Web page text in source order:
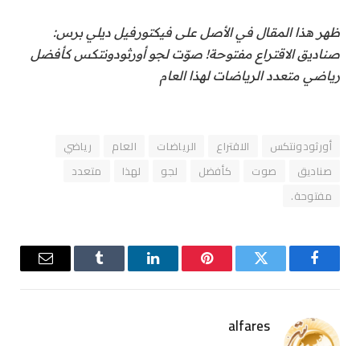
ظهر هذا المقال في الأصل على فيكتورفيل ديلي برس:
صناديق الاقتراع مفتوحة! صوّت لجو أورثودونتكس كأفضل
رياضي متعدد الرياضات لهذا العام
أورثودونتكس الاقتراع الرياضات العام
رياضي
صناديق
صوت كأفضل لجو لهذا
متعدد
مفتوحة.
فيسبوك تويتر بينتيريستلينكدإن Tumblr
البريد
alfares